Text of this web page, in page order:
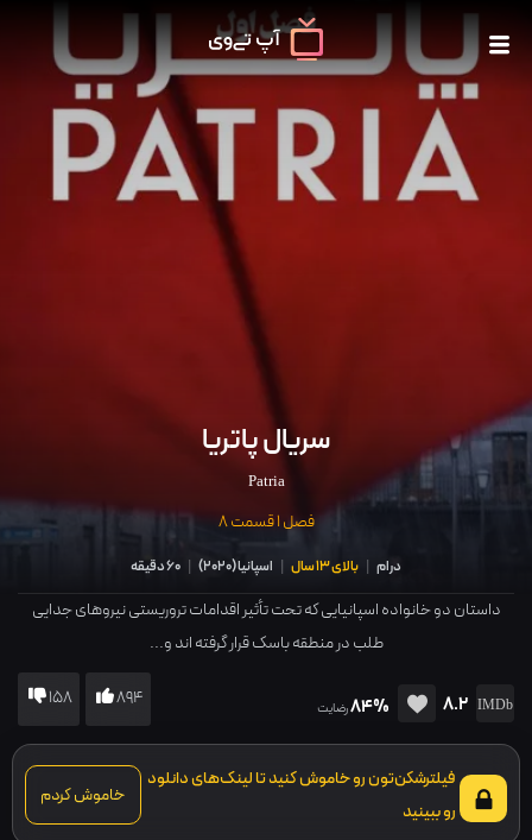
سریال پاتریا
Patria
فصل 1 قسمت 8
درام | بالای 13 سال | اسپانیا(
2020
)
|
داستان دو خانواده اسپانیایی که تحت تأثیر اقدامات تروریستی نیروهای جدایی
طلب در منطقه باسک قرار گرفته اند و...
8.2
84%رضایت 894
158
فیلترشکن‌تون رو خاموش کنید تا لینک‌های دانلود
رو ببینید
خاموش کردم